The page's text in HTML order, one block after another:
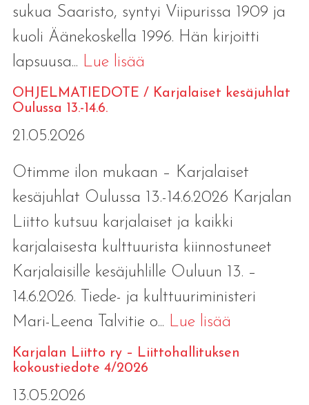
sukua Saaristo, syntyi Viipurissa 1909 ja
kuoli Äänekoskella 1996. Hän kirjoitti
lapsuusa... Lue lisää
OHJELMATIEDOTE / Karjalaiset kesäjuhlat
Oulussa 13.-14.6.
21.05.2026
Otimme ilon mukaan – Karjalaiset
kesäjuhlat Oulussa 13.-14.6.2026 Karjalan
Liitto kutsuu karjalaiset ja kaikki
karjalaisesta kulttuurista kiinnostuneet
Karjalaisille kesäjuhlille Ouluun 13. –
14.6.2026. Tiede- ja kulttuuriministeri
Mari-Leena Talvitie o... Lue lisää
Karjalan Liitto ry – Liittohallituksen
kokoustiedote 4/2026
13.05.2026